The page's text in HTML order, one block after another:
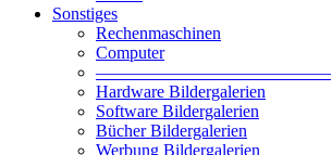
Sonstiges
Rechenmaschinen
Computer
—————————————–
Hardware Bildergalerien
Software Bildergalerien
Bücher Bildergalerien
Werbung Bildergalerien